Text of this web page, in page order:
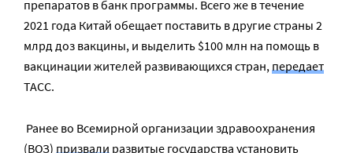
препаратов в банк программы. Всего же в течение
2021 года Китай обещает поставить в другие страны 2
млрд доз вакцины, и выделить $100 млн на помощь в
вакцинации жителей развивающихся стран,передает
ТАСС.
Ранее во Всемирной организации здравоохранения
(ВОЗ) призвали развитые государства установить